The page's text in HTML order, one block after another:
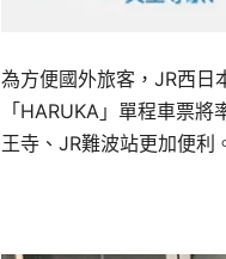
為方便國外旅客，JR西日
「HARUKA」單程車票
王寺、JR難波站更加便利